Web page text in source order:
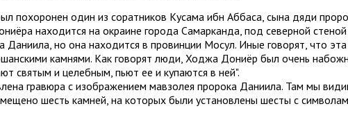
похоронен один из соратников Кусама ибн Аббаса, сына дяди
находится на окраине города Самарканда, под северной
но она находится в провинции Мосул. Иные говорят, что
камнями. Как говорят люди, Ходжа Дониёр был очень
святым и целебным, пьют ее и купаются в ней".
гравюра с изображением мавзолея пророка Даниила. Там мы
шесть камней, на которых были установлены шесты с